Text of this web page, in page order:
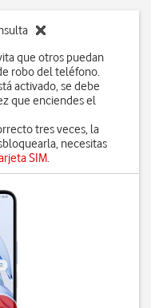
que otros puedan
robo del teléfono.
activado, se debe
que enciendes el
tres veces, la
necesitas
SIM.